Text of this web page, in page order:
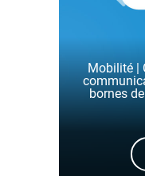
Mobilité |
bornes